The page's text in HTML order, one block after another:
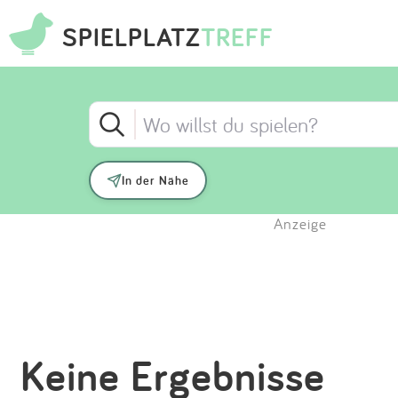
SPIELPLATZTREFF
In der Nähe
Anzeige
Keine Ergebnisse